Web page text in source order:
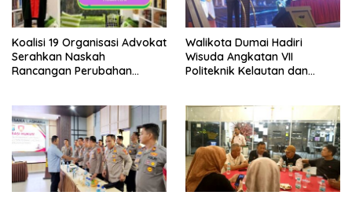
Koalisi 19 Organisasi Advokat
Serahkan Naskah
Rancangan Perubahan
RI
Walikota Dumai Hadiri
Wisuda Angkatan VII
Politeknik Kelautan dan